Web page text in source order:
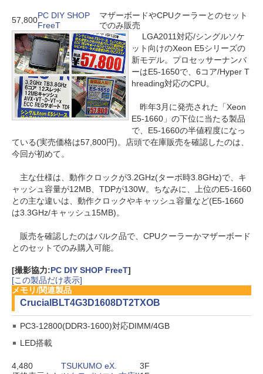
57,800PC DIY SHOP
FreeT
マザーボードやCPUクーラーとのセット
でのみ販売
LGA2011対応/シングルソケ
ット向けのXeon E5シリーズの
新モデル。プロセッサーナンバ
ーはE5-1650で、6コア/Hyper T
hreading対応のCPU。
昨年3月に発売された「Xeon
E5-1660」の下位に当たる製品
で、E5-1660の半値程度になっ
ている(実売価格は57,800円)。店頭で在庫販売を確認したのは、
今回が初めて。
主な仕様は、動作クロックが3.2GHz(ターボ時3.8GHz)で、キ
ャッシュ容量が12MB、TDPが130W。ちなみに、上位のE5-1660
との主な違いは、動作クロックやキャッシュ容量など(E5-1660
は3.3GHz/キャッシュ15MB)。
販売を確認したのはバルク品で、CPUクーラーかマザーボード
とのセットでのみ購入可能。
[撮影協力:PC DIY SHOP FreeT]
[この製品だけ表示]
メモリ/関連製品
Crucial BLT4G3D1608DT2TXOB
PC3-12800(DDR3-1600)対応DIMM/4GB
LED搭載
4,480 TSUKUMO eX.
3F